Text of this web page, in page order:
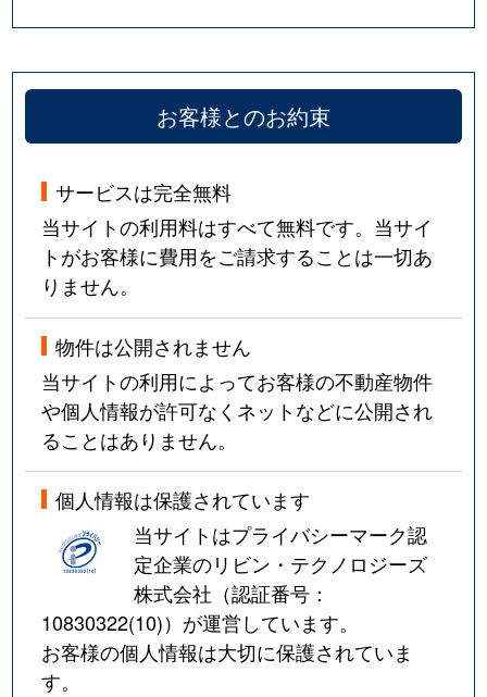
お客様とのお約束
サービスは完全無料
当サイトの利用料はすべて無料です。当サイ
トがお客様に費用をご請求することは一切あ
りません。
物件は公開されません
当サイトの利用によってお客様の不動産物件
や個人情報が許可なくネットなどに公開され
ることはありません。
個人情報は保護されています
当サイトはプライバシーマーク認
定企業のリビン・テクノロジーズ
株式会社（認証番号：
10830322(10)）が運営しています。
お客様の個人情報は大切に保護されていま
す。